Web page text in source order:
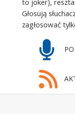
to joker),
Głosują
zagłosować